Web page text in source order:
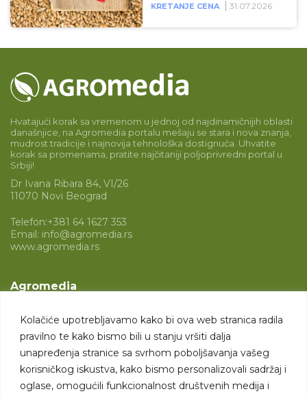
Kolačiće upotrebljavamo kako bi ova web stranica radila
pravilno te kako bismo bili u stanju vršiti dalja
unapređenja stranice sa svrhom poboljšavanja vašeg
korisničkog iskustva, kako bismo personalizovali sadržaj i
oglase, omogućili funkcionalnost društvenih medija i
KRETANJE CENA 31.07.2026
Hvatajući korak sa vremenom u jednoj od najdinamičnijih oblasti
današnjice, na Agromedia portalu mešaju se stara i nova znanja,
mudrost tradicije i najnovija tehnološka dostignuća. Uhvatite
korak sa promenama, pratite najčitaniji poljoprivredni portal u
Srbiji!
Dr Ivana Ribara 84, VI/26
11070 Novi Beograd
Telefon:+381 64 1627 353
Email: info@agromedia.rs
www.agromedia.rs
Agromedia
Svet poljoprivrede
Marketing usluge
Tražimo saradnike